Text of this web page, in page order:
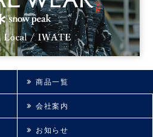
商品一覧
会社案内
お知らせ